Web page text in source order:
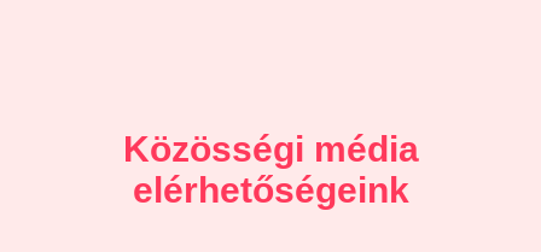
Közösségi média
elérhetőségeink